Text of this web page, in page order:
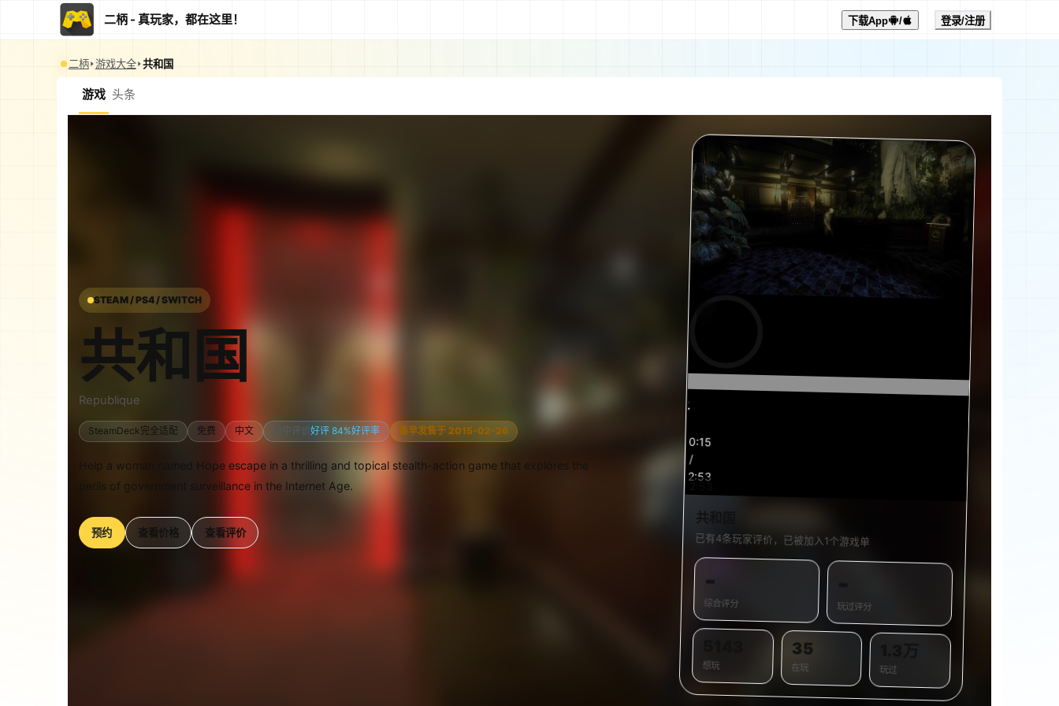
二柄 - 真玩家，都在这里！ 下载App / 登录/注册
二柄 游戏大全 共和国
游戏 头条
STEAM / PS4 / SWITCH
共和国
Republique
SteamDeck完全适配 免费 中文 好评 84%好评率 最早发售于 2015-02-26
Help a woman named Hope escape in a thrilling and topical stealth-action game that explores the
perils of government surveillance in the Internet Age.
预约 查看价格 查看评价
0:15
/
2:53
预
览
共和国
已有4条玩家评价，已被加入1个游戏单
-
综合评分 玩过评分
想玩
35
在玩 玩过